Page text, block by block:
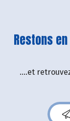
Restons
....et